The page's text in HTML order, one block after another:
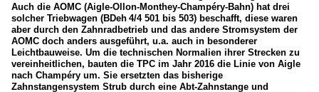
Auch die AOMC (Aigle-Ollon-Monthey-Champéry-Bahn) hat drei
solcher Triebwagen (BDeh 4/4 501 bis 503) beschafft, diese waren
aber durch den Zahnradbetrieb und das andere Stromsystem der
AOMC doch anders ausgeführt, u.a. auch in besonderer
Leichtbauweise. Um die technischen Normalien ihrer Strecken zu
vereinheitlichen, bauten die TPC im Jahr 2016 die Linie von Aigle
nach Champéry um. Sie ersetzten das bisherige
Zahnstangensystem Strub durch eine Abt-Zahnstange und